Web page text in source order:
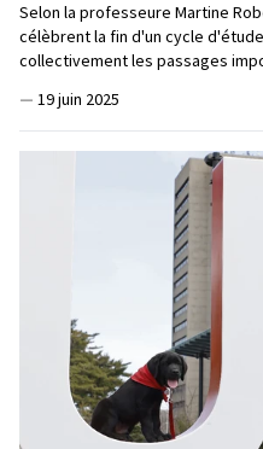
Selon la professeure Martine
célèbrent la fin d'un cycle
collectivement les passages
— 19 juin 2025